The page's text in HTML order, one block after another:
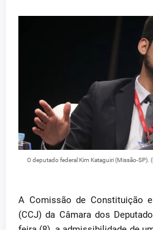
O deputado federal Kim Kataguiri (Missão-
A Comissão de Constituição
(CCJ) da Câmara dos